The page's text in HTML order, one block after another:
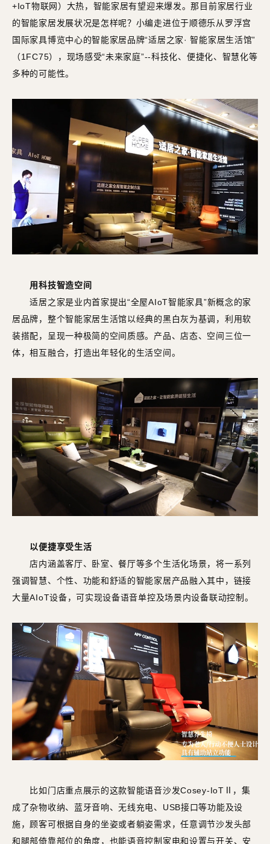
+IoT物联网）大热，智能家居有望迎来爆发。那目前家居行业
的智能家居发展状况是怎样呢？小编走进位于顺德乐从罗浮宫
国际家具博览中心的智能家居品牌“适居之家· 智能家居生活馆”
（1FC75），现场感受“未来家庭”--科技化、便捷化、智慧化等
多种的可能性。
用科技智造空间
适居之家是业内首家提出“全屋AIoT智能家具”新概念的家
居品牌，整个智能家居生活馆以经典的黑白灰为基调，利用软
装搭配，呈现一种极简的空间质感。产品、店态、空间三位一
体，相互融合，打造出年轻化的生活空间。
以便捷享受生活
店内涵盖客厅、卧室、餐厅等多个生活化场景，将一系列
强调智慧、个性、功能和舒适的智能家居产品融入其中，链接
大量AIoT设备，可实现设备语音单控及场景内设备联动控制。
比如门店重点展示的这款智能语音沙发Cosey-IoTⅡ，集
成了杂物收纳、蓝牙音响、无线充电、USB接口等功能及设
施，顾客可根据自身的坐姿或者躺姿需求，任意调节沙发头部
和腿部倚靠部位的角度，也能语音控制家电和设置与开关、安